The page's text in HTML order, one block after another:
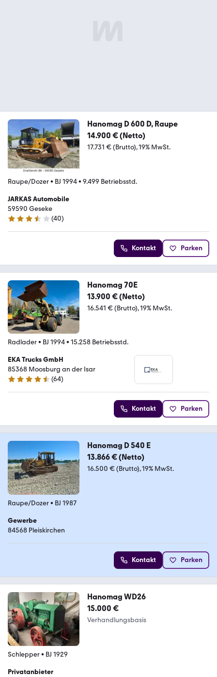
Hanomag D 600 D, Raupe
14.900 € (Netto)
17.731 € (Brutto) 19% MwSt.
Raupe/Dozer• BJ 1994• 9.499 Betriebsstd.
JARKAS Automobile
59590 Geseke
3.7 Sterne
(40)
Kontakt Parken
Hanomag 70E
13.900 € (Netto)
16.541 € (Brutto) 19% MwSt.
Radlader• BJ 1994• 15.258 Betriebsstd.
EKA Trucks GmbH
85368 Moosburg an der Isar
4.5 Sterne
(64)
Kontakt Parken
Hanomag D 540 E
13.866 € (Netto)
16.500 € (Brutto) 19% MwSt.
Raupe/Dozer• BJ 1987
Gewerbe
84568 Pleiskirchen
Kontakt Parken
Hanomag WD26
15.000 €
Verhandlungsbasis
Schlepper• BJ 1929
Privatanbieter